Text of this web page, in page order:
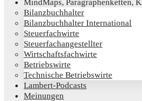
Mind­Maps, Para­gra­phen­ket­ten,
Bilanz­buch­hal­ter
Bilanz­buch­hal­ter International
Steu­er­fach­wir­te
Steu­er­fach­an­ge­stell­ter
Wirt­schafts­fach­wir­te
Betriebs­wir­te
Tech­ni­sche Betriebswirte
Lam­­bert-Pod­­casts
Mei­nun­gen